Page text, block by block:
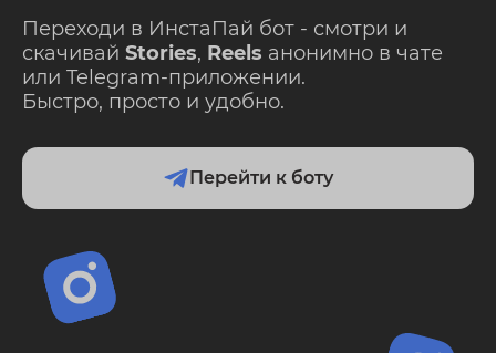
Переходи в ИнстаПай бот - смотри и
скачивай Stories, Reels анонимно в чате
или Telegram-приложении.
Быстро, просто и удобно.
Перейти к боту